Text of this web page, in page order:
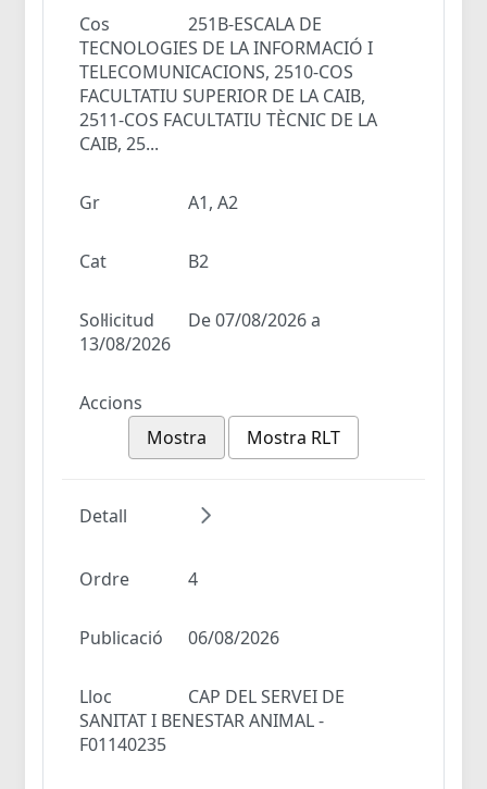
Cos
251B-ESCALA DE
TECNOLOGIES DE LA INFORMACIÓ I
TELECOMUNICACIONS, 2510-COS
FACULTATIU SUPERIOR DE LA CAIB,
2511-COS FACULTATIU TÈCNIC DE LA
CAIB, 25...
Gr A1, A2
Cat B2
Sol·licitud
De 07/08/2026 a
13/08/2026
Accions
Mostra
Mostra RLT
Detall
Ordre 4
Publicació 06/08/2026
Lloc
CAP DEL SERVEI DE
SANITAT I BENESTAR ANIMAL -
F01140235